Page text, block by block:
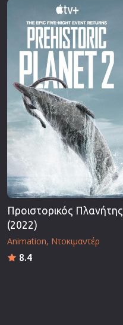
Προιστορικός Πλανήτης
(2022)
Animation Ντοκιμαντέρ
8.4